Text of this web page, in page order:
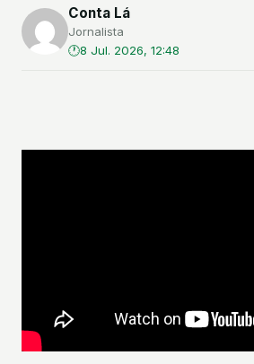
Conta Lá
Jornalista
8 Jul. 2026, 12:48